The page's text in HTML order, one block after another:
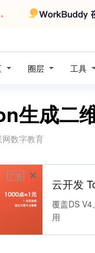
圈层 工具
生成二
数字教育
广告
云开发
覆盖DS
用